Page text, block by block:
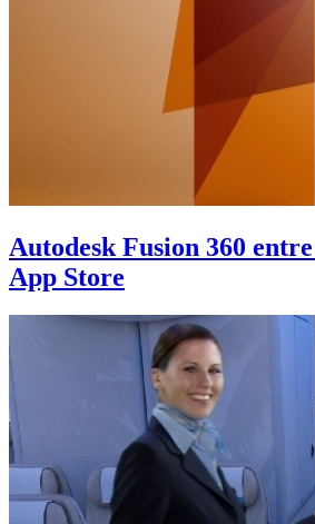
Autodesk Fusion 360
App Store